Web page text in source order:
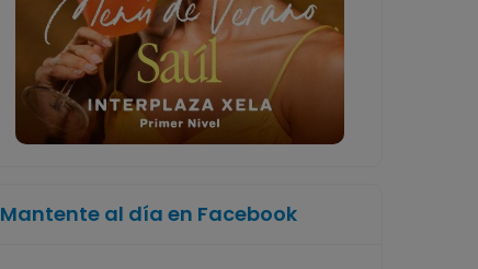
Mantente al día en Facebook